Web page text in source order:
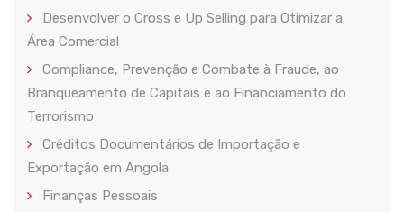
Desenvolver o Cross e Up Selling para Otimizar a
Área Comercial
Compliance, Prevenção e Combate à Fraude, ao
Branqueamento de Capitais e ao Financiamento do
Terrorismo
Créditos Documentários de Importação e
Exportação em Angola
Finanças Pessoais